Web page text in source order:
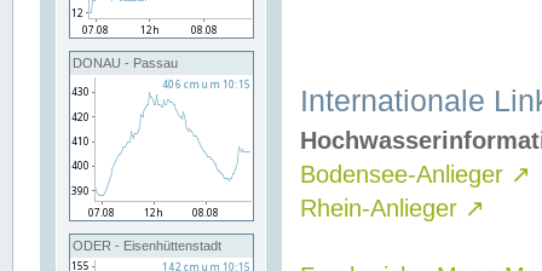
DONAU - Passau
ODER - Eisenhüttenstadt
Internationale
Bodensee-Anlieger ↗
Rhein-Anlieger ↗